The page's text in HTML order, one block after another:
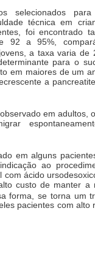
selecionados para
técnica em
foi encontrado
92 a 95%,
a taxa varia de
para o
em maiores de um
a
em adultos,
em alguns
ao
ácido
custo de manter a
forma, se torna um
pacientes com alto